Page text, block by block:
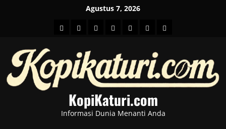
Agustus 7, 2026
HOMEBeritahot
BusinessKesehatan
SportEntertainment
KopiKaturi.com
Informasi Dunia Menanti Anda